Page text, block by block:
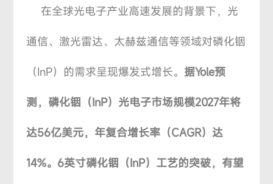
在全球光电子产业高速发展的背景下，光
通信、激光雷达、太赫兹通信等领域对磷化铟
（InP）的需求呈现爆发式增长。 据Yole预
测，磷化铟（InP）光电子市场规模2027年将
达56亿美元，年复合增长率（CAGR）达
14%。6英寸磷化铟（InP）工艺的突破，有望